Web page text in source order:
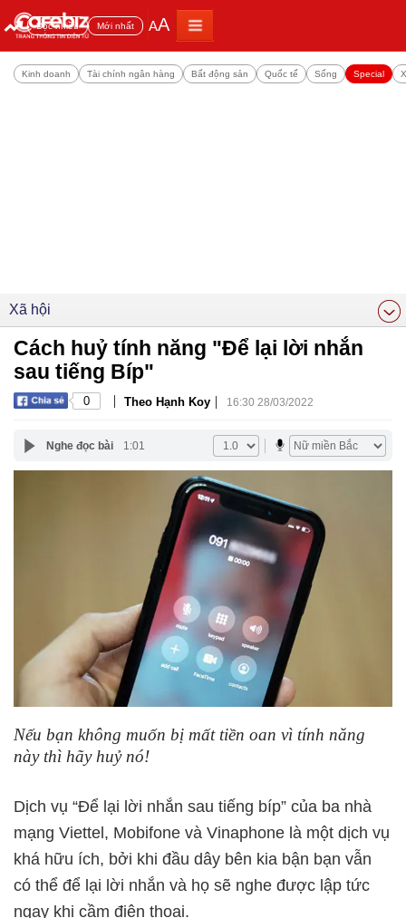
Đọc nhiều Mới nhất AA
Kinh doanh Tài chính ngân hàng Bất động sản Quốc tế Sống Special
Xã hội
Cách huỷ tính năng "Để lại lời nhắn
sau tiếng Bíp"
0 | Theo Hạnh Koy | 16:30 28/03/2022
Nghe đọc bài 1:01
Nếu bạn không muốn bị mất tiền oan vì tính năng
này thì hãy huỷ nó!
Dịch vụ “Để lại lời nhắn sau tiếng bíp” của ba nhà
mạng Viettel, Mobifone và Vinaphone là một dịch vụ
khá hữu ích, bởi khi đầu dây bên kia bận bạn vẫn
có thể để lại lời nhắn và họ sẽ nghe được lập tức
ngay khi cầm điện thoại.